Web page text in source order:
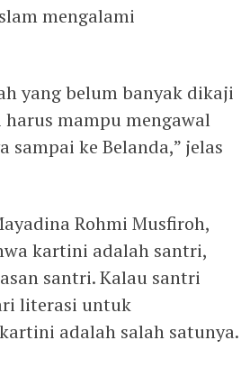
mengalami
yang belum banyak dikaji
mampu mengawal
ke Belanda,” jelas
Rohmi Musfiroh,
kartini adalah santri,
santri. Kalau santri
literasi untuk
adalah salah satunya.